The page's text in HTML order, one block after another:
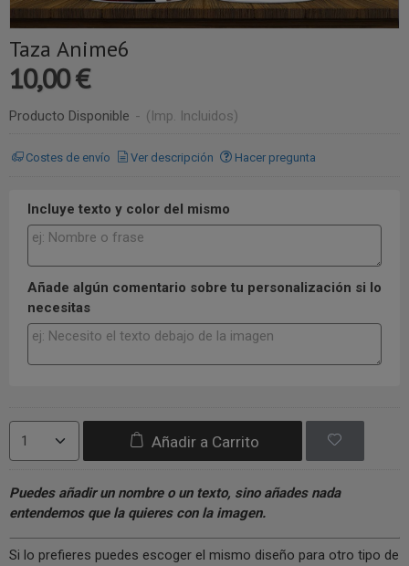
Taza Anime6
10,00 €
Producto Disponible - (Imp. Incluidos)
Costes de envío Ver descripción Hacer pregunta
Incluye texto y color del mismo
Añade algún comentario sobre tu personalización si lo
necesitas
Añadir a Carrito
Puedes añadir un nombre o un texto, sino añades nada
entendemos que la quieres con la imagen.
Si lo prefieres puedes escoger el mismo diseño para otro tipo de